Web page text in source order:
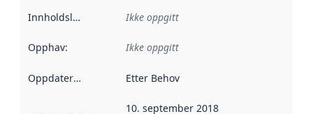
Innholdsleverandører :
Ikke oppgitt
Opphav: Ikke oppgitt
Oppdateringsfrekvens :
Etter Behov
10. september 2018